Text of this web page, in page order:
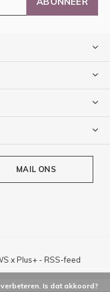
MAIL ONS
xPlus+ - RSS-feed
Is dat akkoord?